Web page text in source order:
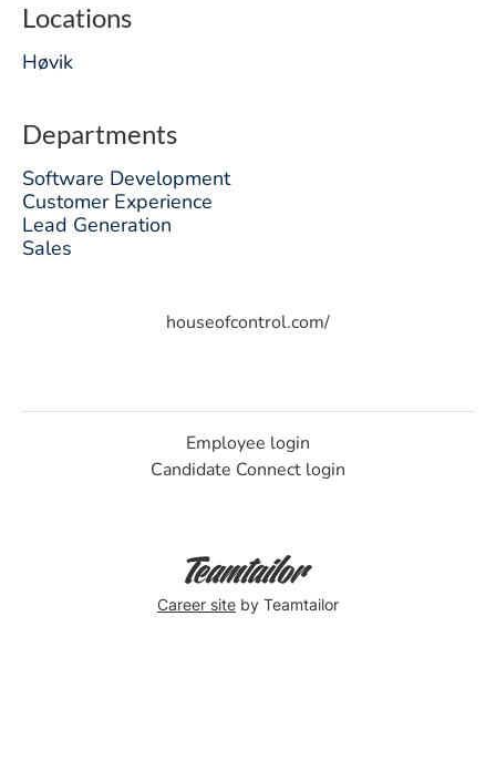
Locations
Høvik
Departments
Software Development
Customer Experience
Lead Generation
Sales
houseofcontrol.com/
Employee login
Candidate Connect login
Career site by Teamtailor